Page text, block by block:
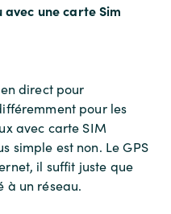
une carte Sim
direct pour
pour les
avec carte SIM
simple est non. Le GPS
il suffit juste que
à un réseau.